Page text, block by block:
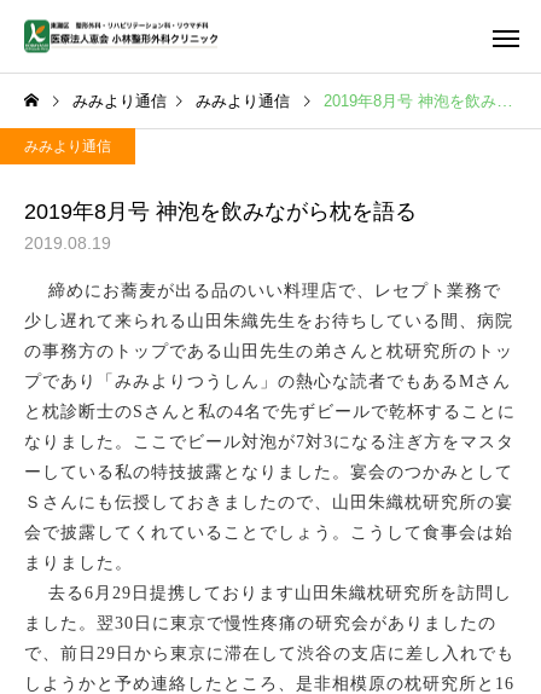
首・肩・腕の痛み 腰の痛
しびれ PFC-FD™
みみより通信 みみより通信 2019年8月号 神泡を飲みながら枕を語る
みみより通信
2019年8月号 神泡を飲みながら枕を語る
2019.08.19
締めにお蕎麦が出る品のいい料理店で、レセプト業務で
少し遅れて来られる山田朱織先生をお待ちしている間、病院
の事務方のトップである山田先生の弟さんと枕研究所のトッ
プであり「みみよりつうしん」の熱心な読者でもある Mさん
と枕診断士のS さんと私の4名で先ずビールで乾杯することに
なりました。ここでビール対泡が7対3になる注ぎ方をマスタ
ーしている私の特技披露となりました。宴会のつかみとして
Ｓさんにも伝授しておきましたので、山田朱織枕研究所の宴
会で披露してくれていることでしょう。こうして食事会は始
まりました。
去る 6 月 29 日提携しております山田朱織枕研究所を訪問し
ました。翌30 日に東京で慢性疼痛の研究会がありましたの
で、前日 29 日から東京に滞在して渋谷の支店に差し入れでも
しようかと予め連絡したところ、是非相模原の枕研究所と 16